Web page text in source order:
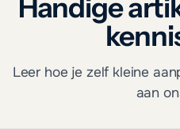
Handige
Leer hoe je zelf kleine
aan